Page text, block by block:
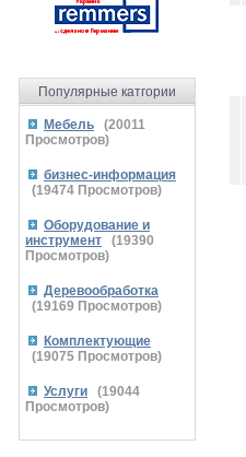
Популярные катгории
Мебель (20011
Просмотров)
бизнес-информация
(19474 Просмотров)
Оборудование и
инструмент
(19390
Просмотров)
Деревообработка
(19169 Просмотров)
Комплектующие
(19075 Просмотров)
Услуги (19044
Просмотров)